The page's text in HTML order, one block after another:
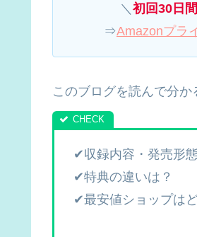
＼ 初回30日
⇒Amazonプラ
このブログを読んで分か
✔収録内容・発売形
✔特典の違いは？
✔最安値ショップは